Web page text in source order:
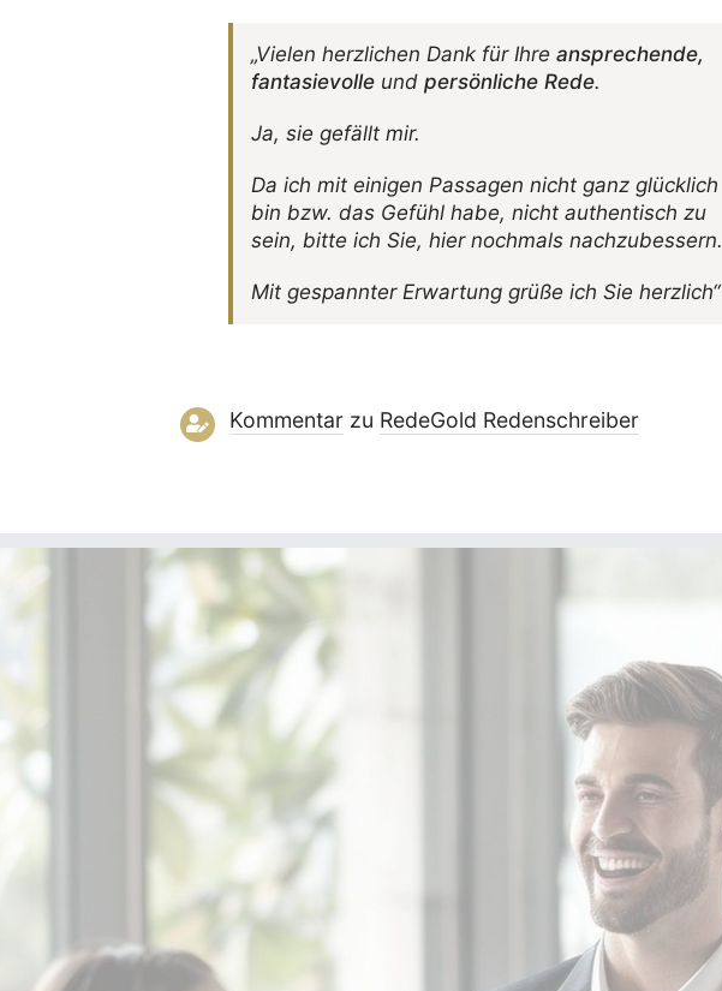
„Vielen herz­li­chen Dank für Ihre anspre­chende,
fanta­sie­volle und persön­liche Rede.
Ja, sie gefällt mir.
Da ich mit einigen Passagen nicht ganz glück­lich
bin bzw. das Gefühl habe, nicht authen­tisch zu
sein, bitte ich Sie, hier noch­mals nachzubessern.
Mit gespannter Erwar­tung grüße ich Sie herzlich“
Kommentarzu RedeGold Reden­schreiber